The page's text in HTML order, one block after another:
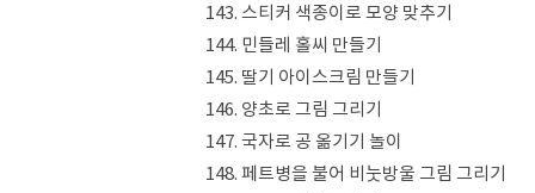
143. 스티커 색종이로 모양 맞추기
144. 민들레 홀씨 만들기
145. 딸기 아이스크림 만들기
146. 양초로 그림 그리기
147. 국자로 공 옮기기 놀이
148. 페트병을 불어 비눗방울 그림 그리기